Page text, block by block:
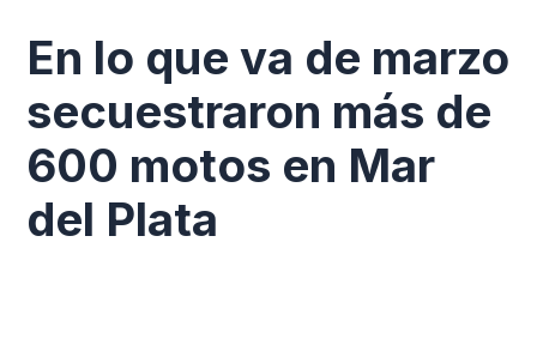
En lo que va de marzo
secuestraron más de
600 motos en Mar
del Plata